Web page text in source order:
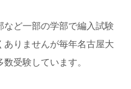
ど一部の学部で編入試験
ありませんが毎年名古屋大
受験しています。